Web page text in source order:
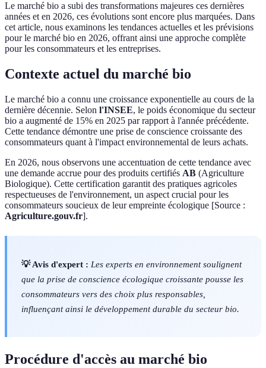
Le marché bio a subi des transformations majeures ces dernières
années et en 2026, ces évolutions sont encore plus marquées. Dans
cet article, nous examinons les tendances actuelles et les prévisions
pour le marché bio en 2026, offrant ainsi une approche complète
pour les consommateurs et les entreprises.
Contexte actuel du marché bio
Le marché bio a connu une croissance exponentielle au cours de la
dernière décennie. Selon l'INSEE, le poids économique du secteur
bio a augmenté de 15% en 2025 par rapport à l'année précédente.
Cette tendance démontre une prise de conscience croissante des
consommateurs quant à l'impact environnemental de leurs achats.
En 2026, nous observons une accentuation de cette tendance avec
une demande accrue pour des produits certifiés AB (Agriculture
Biologique). Cette certification garantit des pratiques agricoles
respectueuses de l'environnement, un aspect crucial pour les
consommateurs soucieux de leur empreinte écologique [Source :
Agriculture.gouv.fr].
💡 Avis d'expert : Les experts en environnement soulignent
que la prise de conscience écologique croissante pousse les
consommateurs vers des choix plus responsables,
influençant ainsi le développement durable du secteur bio.
Procédure d'accès au marché bio